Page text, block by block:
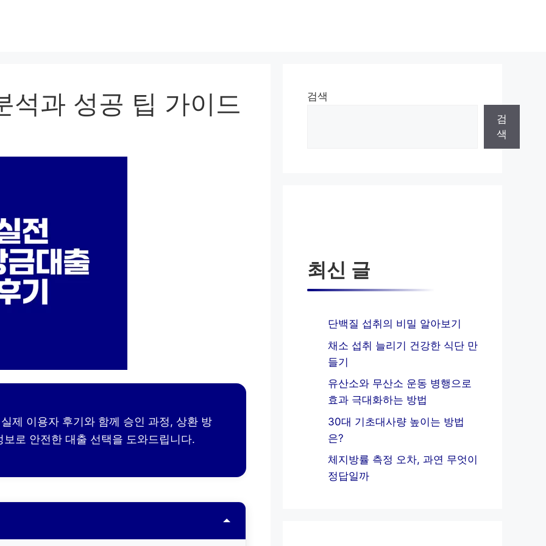
석과 성공 팁 가이드
제 이용자 후기와 함께 승인 과정, 상환 방
로 안전한 대출 선택을 도와드립니다.
검색
검
색
최신 글
단백질 섭취의 비밀 알아보기
채소 섭취 늘리기 건강한 식단 만
들기
유산소와 무산소 운동 병행으로
효과 극대화하는 방법
30대 기초대사량 높이는 방법
은?
체지방률 측정 오차, 과연 무엇이
정답일까